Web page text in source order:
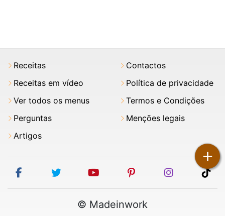
+
Receitas
Receitas em vídeo
Ver todos os menus
Perguntas
Artigos
Contactos
Política de privacidade
Termos e Condições
Menções legais
facebooktwitter youtubepinterestinstagram
© Madeinwork